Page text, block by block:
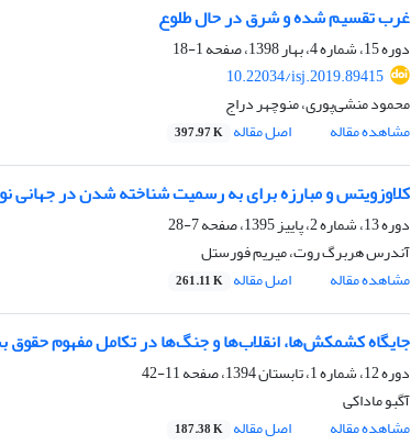
غرب تقسیم شده و شرق در حال طلوع
دوره 15، شماره 4، بهار 1398، صفحه
1-18
10.22034/isj.2019.89415
محمود منشی‌پوری، منوچهر دراج
مشاهده مقاله
اصل مقاله 397.97 K
کلاوزویتس و مبارزه برای به رسمیت شناخته شدن در جهانی نو
دوره 13، شماره 2، پاییز 1395، صفحه
7-28
آندرس هربرگ روت، میریم فورستل
مشاهده مقاله
اصل مقاله 261.11 K
جایگاه کشمکش‌ها، انقلاب‌ها و جنگ‌ها در تکامل مفهوم حقوق
دوره 12، شماره 1، تابستان 1394، صفحه
11-42
آگبو ماداکی
مشاهده مقاله
اصل مقاله 187.38 K